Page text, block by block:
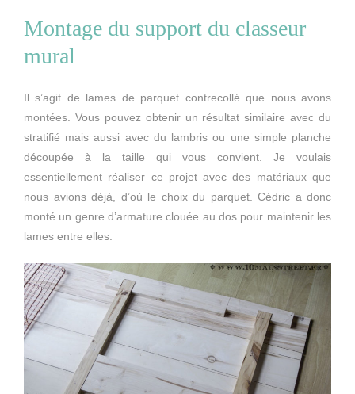
Montage du support du classeur
mural
Il s’agit de lames de parquet contrecollé que nous avons
montées. Vous pouvez obtenir un résultat similaire avec du
stratifié mais aussi avec du lambris ou une simple planche
découpée à la taille qui vous convient. Je voulais
essentiellement réaliser ce projet avec des matériaux que
nous avions déjà, d’où le choix du parquet. Cédric a donc
monté un genre d’armature clouée au dos pour maintenir les
lames entre elles.